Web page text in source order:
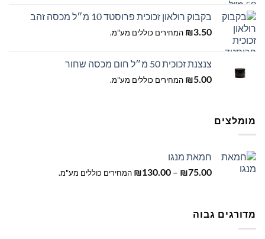
בקבוק רולאון זכוכית פרוסטד 10 מ״ל מכסה זהב
₪3.50 המחירים כוללים מע"מ.
צנצנת זכוכית 50 מ״ל חום מכסה שחור
₪5.00 המחירים כוללים מע"מ.
מומלצים
חמאת מנגו
₪75.00
–
₪130.00
טווח
המחירים כוללים מע"מ.
מדורגים גבוה